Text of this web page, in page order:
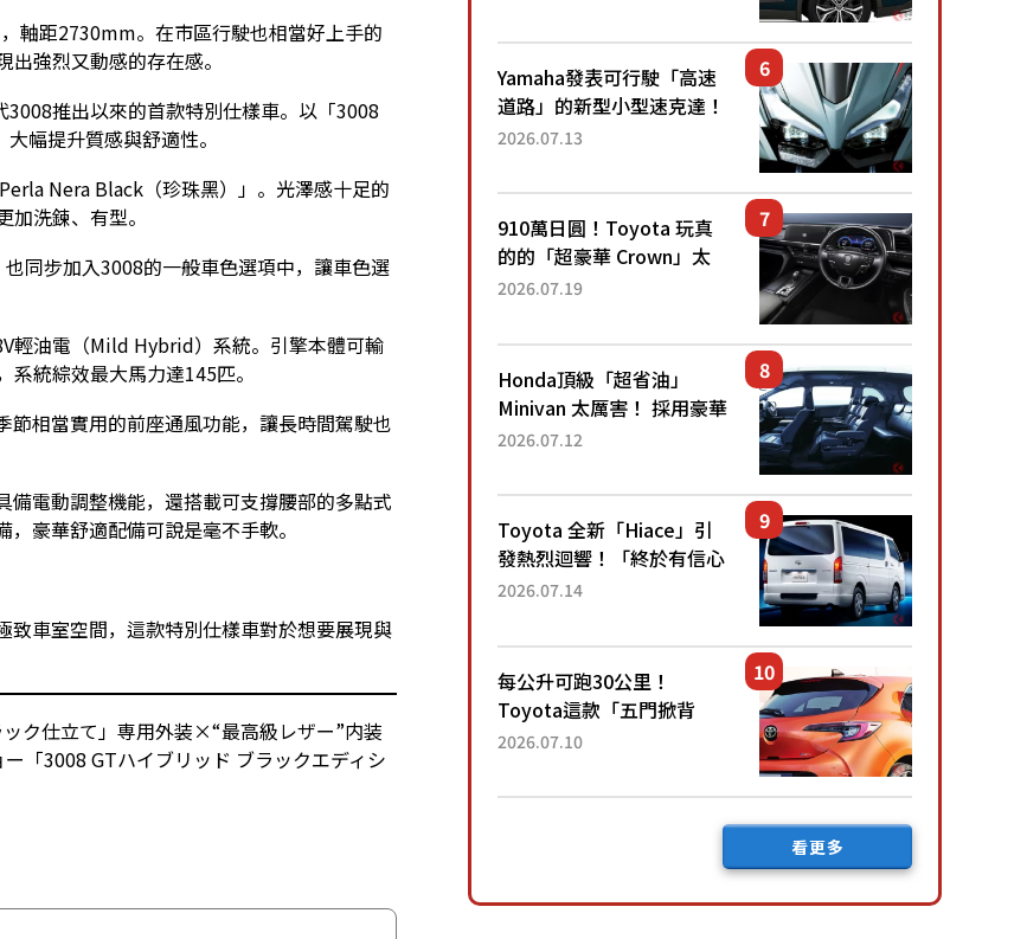
距2730mm。在市區行駛也相當好上手的
強烈又動感的存在感。
推出以來的首款特別仕樣車。以「3008
幅提升質感與舒適性。
Nera Black（珍珠黑）」。光澤感十足的
洗鍊、有型。
同步加入3008的一般車色選項中，讓車色選
輕油電（Mild Hybrid）系統。引擎本體可輸
統綜效最大馬力達145匹。
相當實用的前座通風功能，讓長時間駕駛也
電動調整機能，還搭載可支撐腰部的多點式
豪華舒適配備可說是毫不手軟。
車室空間，這款特別仕樣車對於想要展現與
ク仕立て」専用外装×“最高級レザー”内装
「3008 GTハイブリッド ブラックエディシ
眼！ 配備豐富、超越售價
水準，堪稱高CP值代表的
「...
Yamaha發表可行駛「高速
道路」的新型小型速克達！
搭載能享受超強勁「渦輪
高階「Super Sport」車款
相同的...
2026.07.13
910萬日圓！Toyota 玩真
的的「超豪華 Crown」太
厲害了！採用由「匠人技
運動化「底盤設定」！還配
備專屬豪華...
2026.07.19
Honda頂級「超省油」
Minivan 太厲害！ 採用豪華
「真皮座椅」與專屬「黑色
公里，兼具優異節能表現與
舒適「三...
2026.07.12
Toyota 全新「Hiace」引
發熱烈迴響！「終於有信心
下訂了！」「哪個等級交車
後竟然還要等「超過半年」
才能交車？...
2026.07.14
每公升可跑30公里！
Toyota這款「五門掀背
車」真的很厲害！ 擁有全
尺寸」，配備全面升級！
2026.07.10
看更多